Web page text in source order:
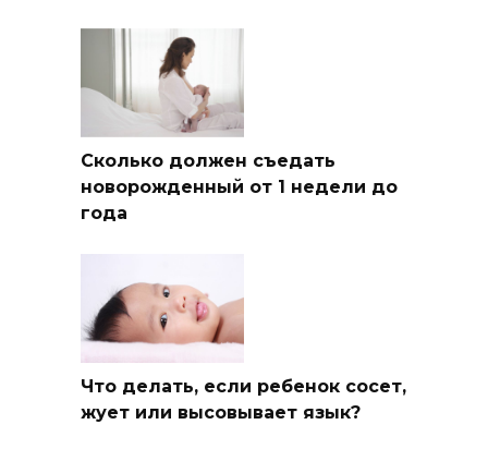
Сколько должен съедать
новорожденный от 1 недели до
года
Что делать, если ребенок сосет,
жует или высовывает язык?